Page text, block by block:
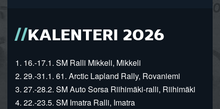
KALENTERI 2026
1. 16.-17.1. SM Ralli Mikkeli, Mikkeli
2. 29.-31.1. 61. Arctic Lapland Rally, Rovaniemi
3. 27.-28.2. SM Auto Sorsa Riihimäki-ralli, Riihimäki
4. 22.-23.5. SM Imatra Ralli, Imatra